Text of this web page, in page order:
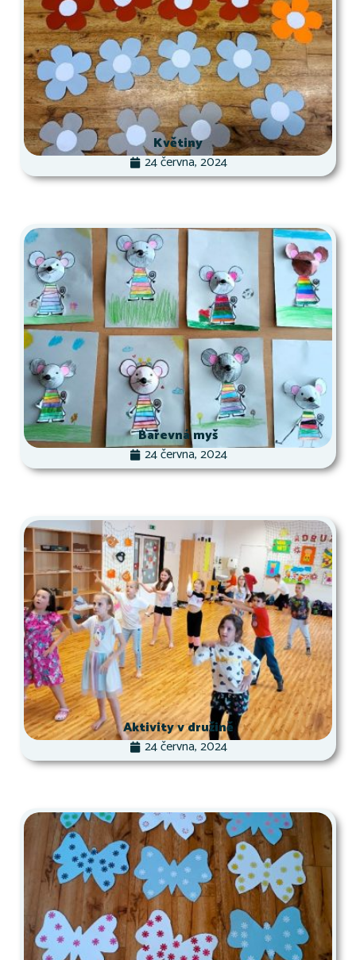
Květiny
24 června, 2024
Barevná myš
24 června, 2024
Aktivity v družině
24 června, 2024